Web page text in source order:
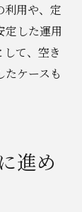
利用や、定
定した運用
て、空き
ケースも
進め